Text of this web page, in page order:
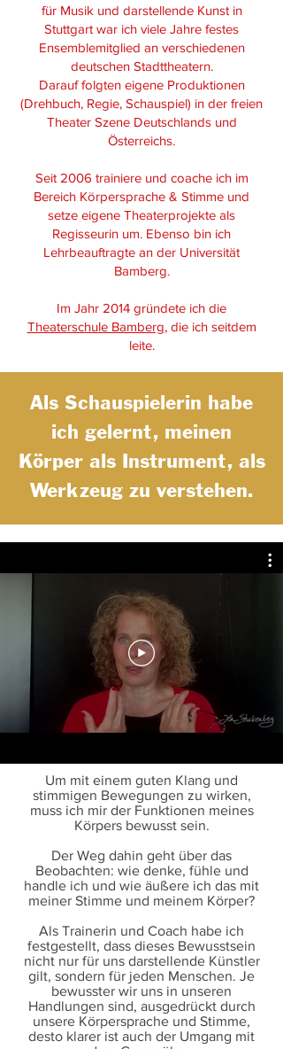
für Musik und darstellende Kunst in
Stuttgart war ich viele Jahre festes
Ensemblemitglied an verschiedenen
deutschen Stadttheatern.
Darauf folgten eigene Produktionen
(Drehbuch, Regie, Schauspiel) in der freien
Theater Szene Deutschlands und
Österreichs.
Seit 2006 trainiere und coache ich im
Bereich Körpersprache & Stimme und
setze eigene Theaterprojekte als
Regisseurin um. Ebenso bin ich
Lehrbeauftragte an der Universität
Bamberg.
Im Jahr 2014 gründete ich die
Theaterschule Bamberg, die ich seitdem
leite.
Als Schauspielerin habe
ich gelernt, meinen
Körper als Instrument, als
Werkzeug zu verstehen.
Um mit einem guten Klang und
stimmigen Bewegungen zu wirken,
muss ich mir der Funktionen meines
Körpers bewusst sein.
Der Weg dahin geht über das
Beobachten: wie denke, fühle und
handle ich und wie äußere ich das mit
meiner Stimme und meinem Körper?
Als Trainerin und Coach habe ich
festgestellt, dass dieses Bewusstsein
nicht nur für uns darstellende Künstler
gilt, sondern für jeden Menschen. Je
bewusster wir uns in unseren
Handlungen sind, ausgedrückt durch
unsere Körpersprache und Stimme,
desto klarer ist auch der Umgang mit